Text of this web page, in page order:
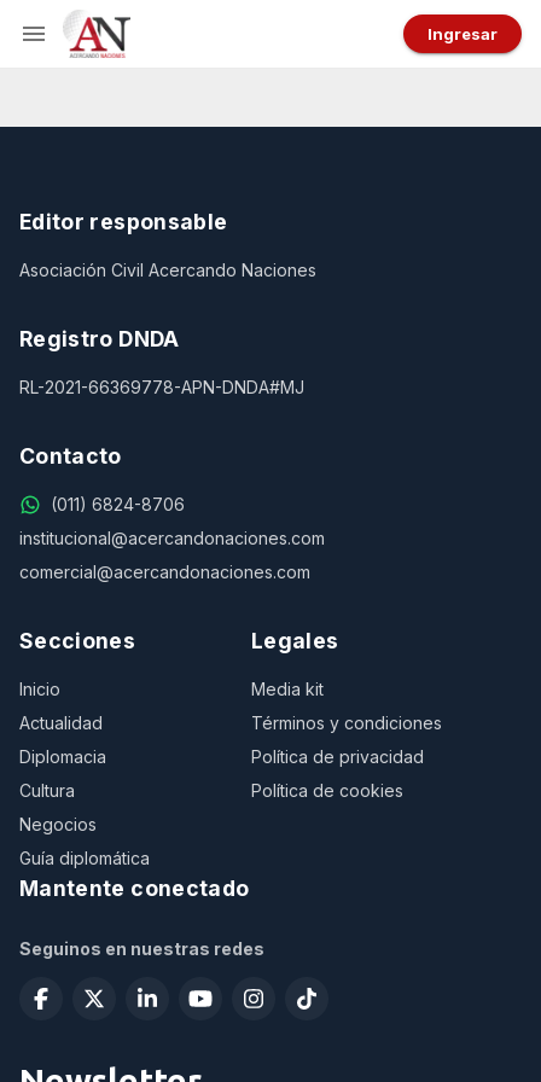
Ingresar
Editor responsable
Asociación Civil Acercando Naciones
Registro DNDA
RL-2021-66369778-APN-DNDA#MJ
Contacto
(011) 6824-8706
institucional@acercandonaciones.com
comercial@acercandonaciones.com
Secciones
Inicio
Actualidad
Diplomacia
Cultura
Negocios
Guía diplomática
Legales
Media kit
Términos y condiciones
Política de privacidad
Política de cookies
Mantente conectado
Seguinos en nuestras redes